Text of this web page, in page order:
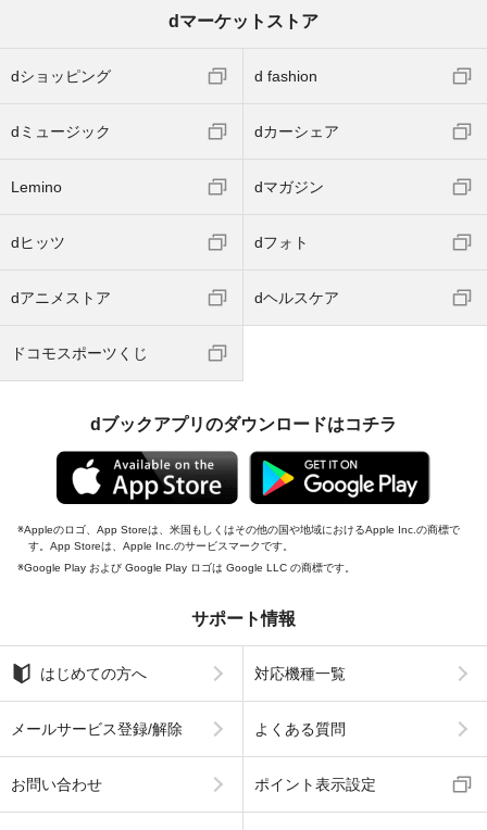
dマーケットストア
dショッピング d fashion
dミュージック dカーシェア
Lemino dマガジン
dヒッツ dフォト
dアニメストア dヘルスケア
ドコモスポーツくじ
dブックアプリのダウンロードはコチラ
Appleのロゴ、App Storeは、米国もしくはその他の国や地域におけるApple Inc.の商標で
す。App Storeは、Apple Inc.のサービスマークです。
Google Play および Google Play ロゴは Google LLC の商標です。
サポート情報
はじめての方へ 対応機種一覧
メールサービス登録/解除 よくある質問
お問い合わせ ポイント表示設定